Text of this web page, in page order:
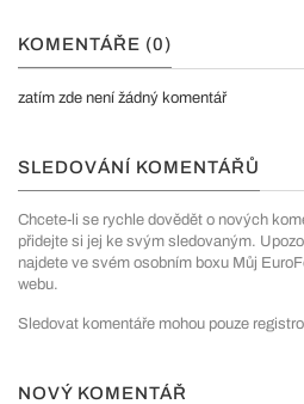
KOMENTÁŘE (0)
zatím zde není žádný komentář
SLEDOVÁNÍ KOMENTÁŘŮ
Chcete-li se rychle dovědět o nových
přidejte si jej ke svým sledovaným.
najdete ve svém osobním boxu Můj
webu.
Sledovat komentáře mohou pouze
NOVÝ KOMENTÁŘ